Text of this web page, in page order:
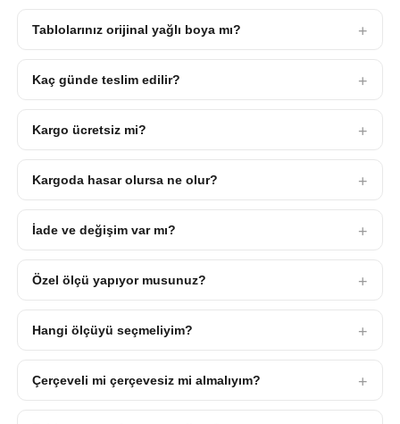
Tablolarınız orijinal yağlı boya mı?
Kaç günde teslim edilir?
Kargo ücretsiz mi?
Kargoda hasar olursa ne olur?
İade ve değişim var mı?
Özel ölçü yapıyor musunuz?
Hangi ölçüyü seçmeliyim?
Çerçeveli mi çerçevesiz mi almalıyım?